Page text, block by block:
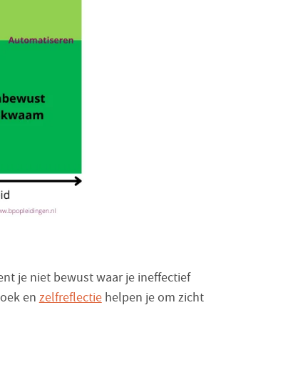
je niet bewust waar je ineffectief
en zelfreflectiehelpen je om zicht